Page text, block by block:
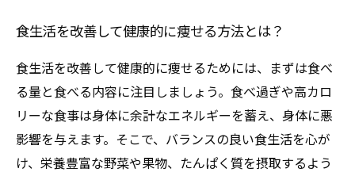
食生活を改善して健康的に痩せる方法とは？
食生活を改善して健康的に痩せるためには、まずは食べ
る量と食べる内容に注目しましょう。食べ過ぎや高カロ
リーな食事は身体に余計なエネルギーを蓄え、身体に悪
影響を与えます。そこで、バランスの良い食生活を心が
け、栄養豊富な野菜や果物、たんぱく質を摂取するよう